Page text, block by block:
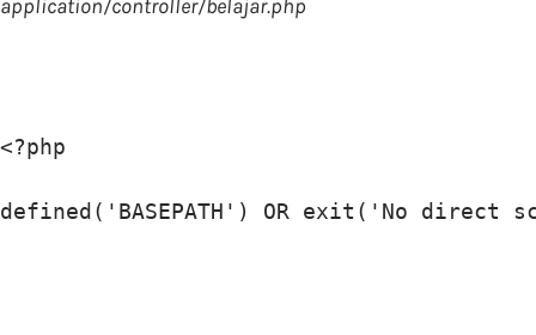
application/controller/belajar.php
<?php
defined('BASEPATH') OR exit('No direct